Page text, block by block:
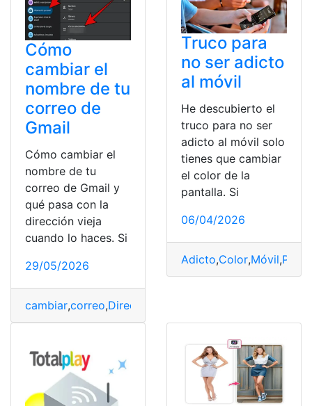
Cómo
cambiar el
nombre de tu
correo de
Gmail
Cómo cambiar el
nombre de tu
correo de Gmail y
qué pasa con la
dirección vieja
cuando lo haces. Si
29/05/2026
cambiar,correo,Dirección
Truco para
no ser adicto
al móvil
He descubierto el
truco para no ser
adicto al móvil solo
tienes que cambiar
el color de la
pantalla. Si
06/04/2026
Adicto,Color,Móvil,